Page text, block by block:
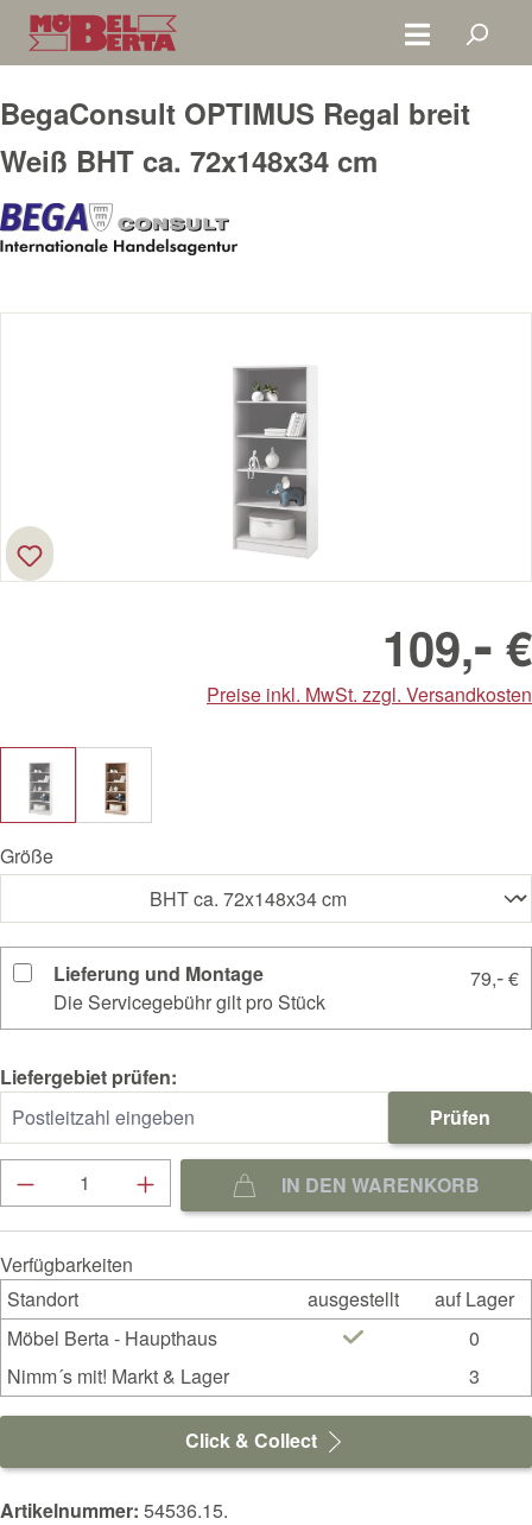
Zum Hauptinhalt springen
BegaConsult OPTIMUS Regal breit
Weiß BHT ca. 72x148x34 cm
109,- €
Preise inkl. MwSt. zzgl. Versandkosten
Größe
Lieferung und Montage
Die Servicegebühr gilt pro Stück
79,-€
Liefergebiet prüfen:
Prüfen
Produkt Anzahl: Gib den gewünschten Wert
IN DEN WARENKORB
Verfügbarkeiten
Standort
ausgestellt
auf Lager
Möbel Berta - Haupthaus
0
Nimm´s mit! Markt & Lager
3
Click & Collect
Artikelnummer: 54536.15.